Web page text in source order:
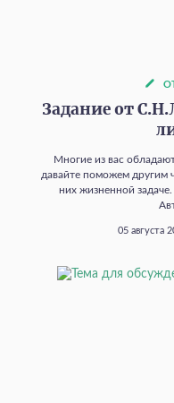
Задание от
Многие из вас
давайте поможем другим
них жизненной
05 августа